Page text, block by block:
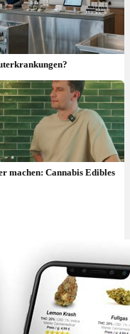
machen: Cannabis Edibles